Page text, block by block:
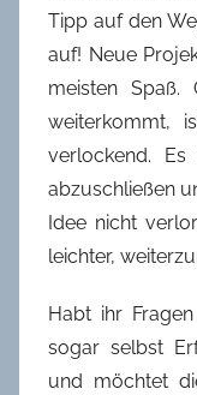
Tipp auf den
auf! Neue
meisten Spaß.
weiterkommt,
verlockend.
abzuschließen
Idee nicht
leichter,
Habt ihr
sogar selbst
und möchtet